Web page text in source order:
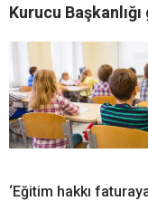
Kurucu
‘Eğitim hakkı